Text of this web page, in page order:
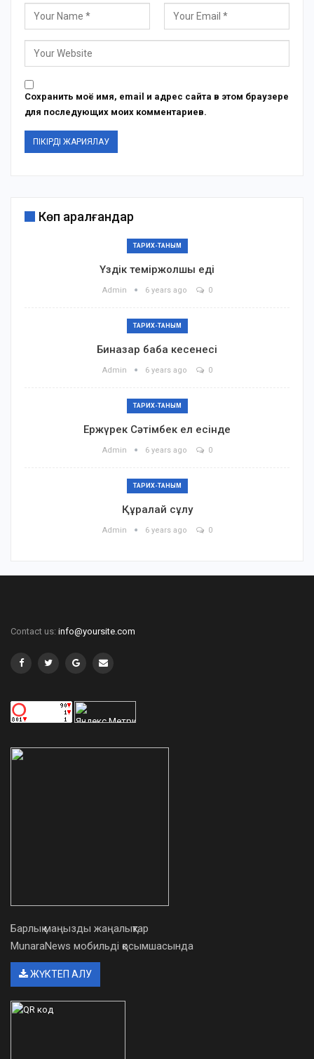
Сохранить моё имя, email и адрес сайта в этом браузере
для последующих моих комментариев.
Көп қаралғандар
ТАРИХ-ТАНЫМ
Үздік теміржолшы еді
Admin 6 years ago 0
ТАРИХ-ТАНЫМ
Биназар баба кесенесі
Admin 6 years ago 0
ТАРИХ-ТАНЫМ
Ержүрек Сәтімбек ел есінде
Admin 6 years ago 0
ТАРИХ-ТАНЫМ
Құралай сұлу
Admin 6 years ago 0
Contact us: info@yoursite.com
Барлық маңызды жаңалықтар
MunaraNews мобильді қосымшасында
ЖҮКТЕП АЛУ